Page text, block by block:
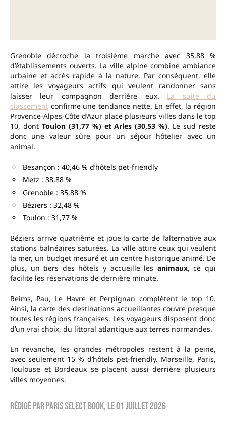
Grenoble décroche la troisième marche avec 35,88 %
d’établissements ouverts. La ville alpine combine ambiance
urbaine et accès rapide à la nature. Par conséquent, elle
attire les voyageurs actifs qui veulent randonner sans
laisser leur compagnon derrière eux. La suite du
classement confirme une tendance nette. En effet, la région
Provence-Alpes-Côte d’Azur place plusieurs villes dans le top
10, dont Toulon (31,77 %) et Arles (30,53 %). Le sud reste
donc une valeur sûre pour un séjour hôtelier avec un
animal.
Besançon : 40,46 % d’hôtels pet-friendly
Metz : 38,88 %
Grenoble : 35,88 %
Béziers : 32,48 %
Toulon : 31,77 %
Béziers arrive quatrième et joue la carte de l’alternative aux
stations balnéaires saturées. La ville attire ceux qui veulent
la mer, un budget mesuré et un centre historique animé. De
plus, un tiers des hôtels y accueille les animaux, ce qui
facilite les réservations de dernière minute.
Reims, Pau, Le Havre et Perpignan complètent le top 10.
Ainsi, la carte des destinations accueillantes couvre presque
toutes les régions françaises. Les voyageurs disposent donc
d’un vrai choix, du littoral atlantique aux terres normandes.
En revanche, les grandes métropoles restent à la peine,
avec seulement 15 % d’hôtels pet-friendly. Marseille, Paris,
Toulouse et Bordeaux se placent aussi derrière plusieurs
villes moyennes.
Rédigé parParis Select Book, le01 juillet 2026